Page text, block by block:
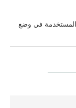
المستخدمة في وضع